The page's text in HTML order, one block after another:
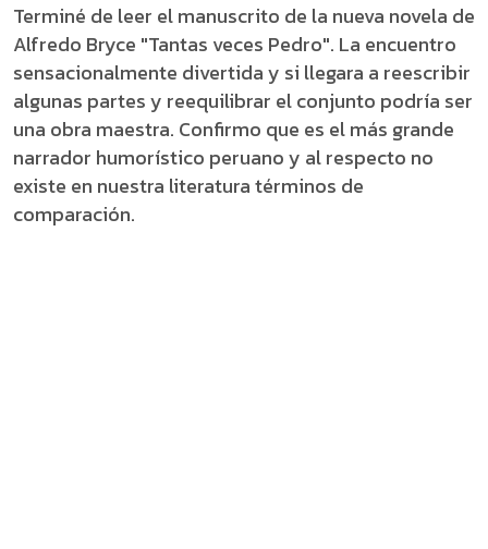
Terminé de leer el manuscrito de la nueva novela de
Alfredo Bryce "Tantas veces Pedro". La encuentro
sensacionalmente divertida y si llegara a reescribir
algunas partes y reequilibrar el conjunto podría ser
una obra maestra. Confirmo que es el más grande
narrador humorístico peruano y al respecto no
existe en nuestra literatura términos de
comparación.